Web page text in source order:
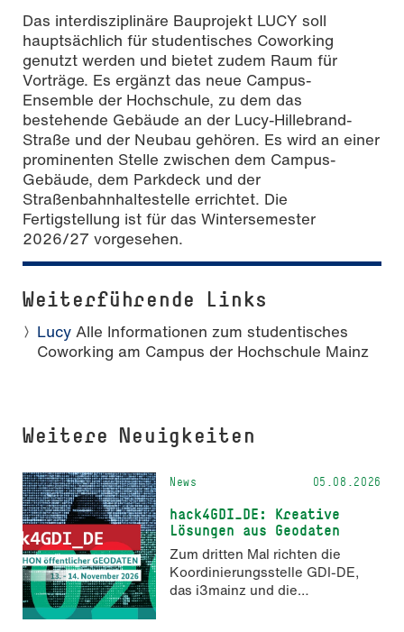
Das interdisziplinäre Bauprojekt LUCY soll
hauptsächlich für studentisches Coworking
genutzt werden und bietet zudem Raum für
Vorträge. Es ergänzt das neue Campus-
Ensemble der Hochschule, zu dem das
bestehende Gebäude an der Lucy-Hillebrand-
Straße und der Neubau gehören. Es wird an einer
prominenten Stelle zwischen dem Campus-
Gebäude, dem Parkdeck und der
Straßenbahnhaltestelle errichtet. Die
Fertigstellung ist für das Wintersemester
2026/27 vorgesehen.
Weiterführende Links
Lucy Alle Informationen zum studentisches
Coworking am Campus der Hochschule Mainz
Weitere Neuigkeiten
News 05.08.2026
hack4GDI_DE: Kreative
Lösungen aus Geodaten
Zum dritten Mal richten die
Koordinierungsstelle GDI-DE,
das i3mainz und die